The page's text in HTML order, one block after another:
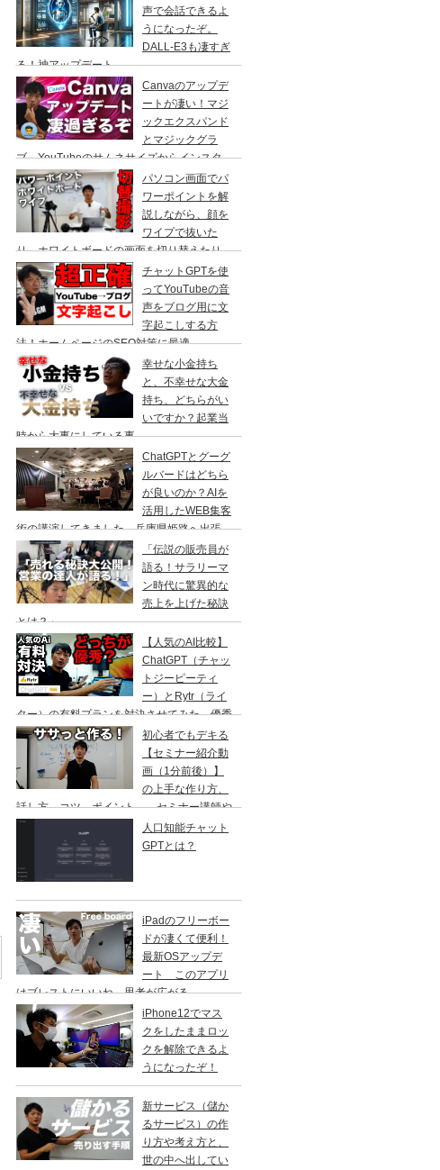
普段使っているアプリも
声で会話できるよ
うになったぞ。
DALL-E3も凄すぎ
る！神アップデート
Canvaのアップデ
ートが凄い！マジ
ックエクスパンド
とマジックグラ
ブ、YouTubeのサムネサイズからインスタ
グラムの正方形へ、人物を自動で切り抜いて
動かす事ができる、やり方を解説。
パソコン画面でパ
ワーポイントを解
説しながら、顔を
ワイプで抜いた
り、ホワイトボードの画面を切り替えたり
MacBook Pro×スイッチャーで自由自在に切
替撮影！
チャットGPTを使
ってYouTubeの音
声をブログ用に文
字起こしする方
法！ホームページのSEO対策に最適
幸せな小金持ち
と、不幸せな大金
持ち、どちらがい
いですか？起業当
時から大事にしている事
ChatGPTとグーグ
ルバードはどちら
が良いのか？AIを
活用したWEB集客
術の講演してきました。兵庫県姫路へ出張
「伝説の販売員が
語る！サラリーマ
ン時代に驚異的な
売上を上げた秘訣
とは？」
【人気のAI比較】
ChatGPT（チャッ
トジーピーティ
ー）とRytr（ライ
ター）の有料プランを対決させてみた。優秀
なのはどっちなのか？
初心者でもデキる
【セミナー紹介動
画（1分前後）】
の上手な作り方、
話し方、コツ、ポイント、 セミナー講師や
研修講師の方ご参考に
人口知能チャット
GPTとは？
iPadのフリーボー
ドが凄くて便利！
最新OSアップデ
ート このアプリ
はブレストにいいね。思考が広がる。
iPhone12でマス
クをしたままロッ
クを解除できるよ
うになったぞ！
新サービス（儲か
るサービス）の作
り方や考え方と、
世の中へ出してい